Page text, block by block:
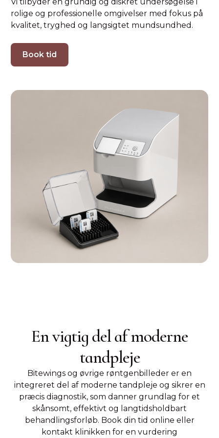
rolige og professionelle omgivelser med fokus på
kvalitet, tryghed og langsigtet mundsundhed.
Book tid
En vigtig del af moderne
tandpleje
Bitewings og øvrige røntgenbilleder er en
integreret del af moderne tandpleje og sikrer en
præcis diagnostik, som danner grundlag for et
skånsomt, effektivt og langtidsholdbart
behandlingsforløb. Book din tid online eller
kontakt klinikken for en vurdering